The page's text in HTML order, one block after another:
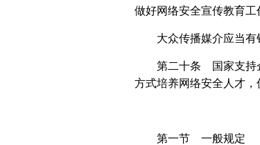
做好网络安全宣传教育工
大众传播媒介应当有
第二十条 国家支持
方式培养网络安全人才，
第一节 一般规定